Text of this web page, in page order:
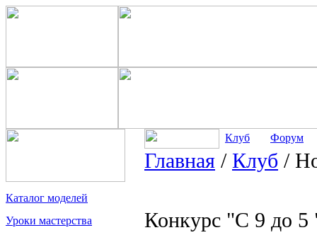
Каталог моделей
Уроки мастерства
Клуб Форум
Главная / Клуб /
Конкурс "С 9 до 5